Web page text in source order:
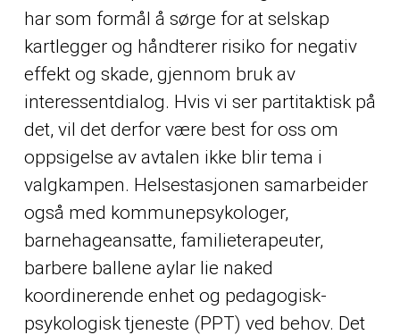
har som formål å sørge for at selskap
kartlegger og håndterer risiko for negativ
effekt og skade, gjennom bruk av
interessentdialog. Hvis vi ser partitaktisk på
det, vil det derfor være best for oss om
oppsigelse av avtalen ikke blir tema i
valgkampen. Helsestasjonen samarbeider
også med kommunepsykologer,
barnehageansatte, familieterapeuter,
barbere ballene aylar lie naked
koordinerende enhet og pedagogisk-
psykologisk tjeneste (PPT) ved behov. Det